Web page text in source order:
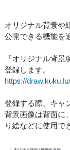
オリジナル背景や
公開できる機能を
「オリジナル背
登録します。
https://
登録する際、キャ
背景画像は背面に
り絵などに使用で